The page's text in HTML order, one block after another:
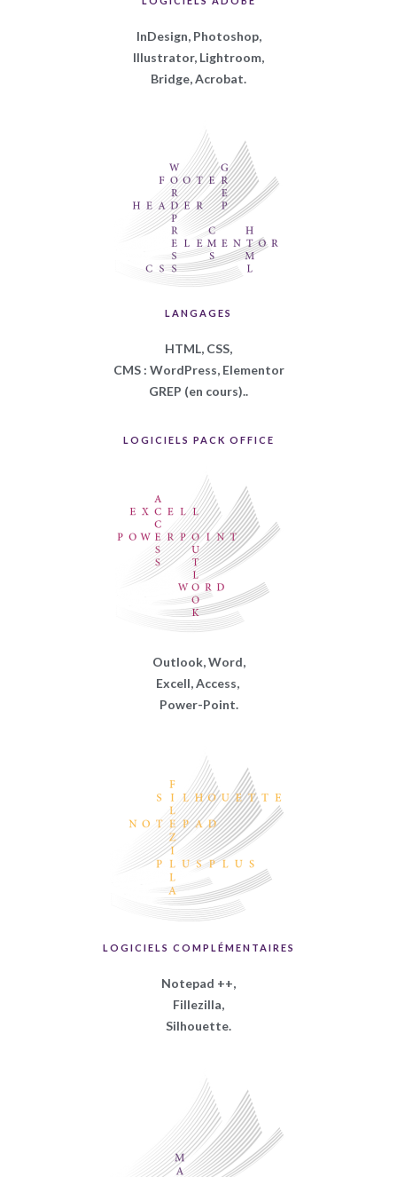
InDesign, Photoshop,
Illustrator, Lightroom,
Bridge, Acrobat.
LANGAGES
HTML, CSS,
CMS : WordPress, Elementor
GREP (en cours)..
LOGICIELS PACK OFFICE
Outlook, Word,
Excell, Access,
Power-Point.
LOGICIELS COMPLÉMENTAIRES
Notepad ++,
Fillezilla,
Silhouette.